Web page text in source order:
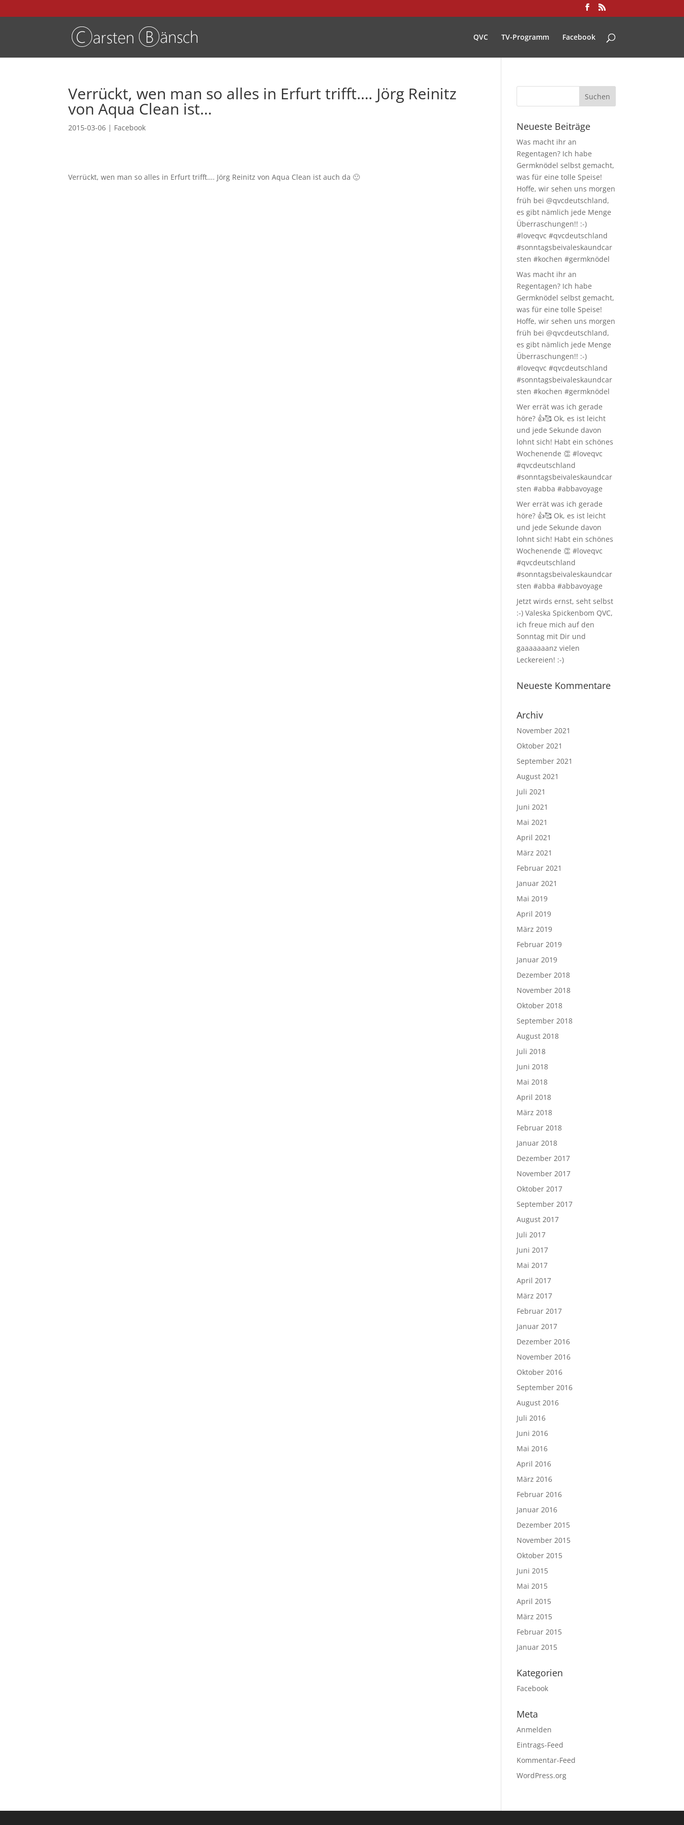
QVC TV-Programm Facebook
Verrückt, wen man so alles in Erfurt trifft…. Jörg Reinitz
von Aqua Clean ist…
2015-03-06 | Facebook
Verrückt, wen man so alles in Erfurt trifft…. Jörg Reinitz von Aqua Clean ist auch da 🙂
Neueste Beiträge
Was macht ihr an
Regentagen? Ich habe
Germknödel selbst gemacht,
was für eine tolle Speise!
Hoffe, wir sehen uns morgen
früh bei @qvcdeutschland,
es gibt nämlich jede Menge
Überraschungen!! :-)
#loveqvc #qvcdeutschland
#sonntagsbeivaleskaundcar
sten #kochen #germknödel
Was macht ihr an
Regentagen? Ich habe
Germknödel selbst gemacht,
was für eine tolle Speise!
Hoffe, wir sehen uns morgen
früh bei @qvcdeutschland,
es gibt nämlich jede Menge
Überraschungen!! :-)
#loveqvc #qvcdeutschland
#sonntagsbeivaleskaundcar
sten #kochen #germknödel
Wer errät was ich gerade
höre? 👍🥰 Ok, es ist leicht
und jede Sekunde davon
lohnt sich! Habt ein schönes
Wochenende 👏 #loveqvc
#qvcdeutschland
#sonntagsbeivaleskaundcar
sten #abba #abbavoyage
Wer errät was ich gerade
höre? 👍🥰 Ok, es ist leicht
und jede Sekunde davon
lohnt sich! Habt ein schönes
Wochenende 👏 #loveqvc
#qvcdeutschland
#sonntagsbeivaleskaundcar
sten #abba #abbavoyage
Jetzt wirds ernst, seht selbst
:-) Valeska Spickenbom QVC,
ich freue mich auf den
Sonntag mit Dir und
gaaaaaaanz vielen
Leckereien! :-)
Neueste Kommentare
Archiv
November 2021
Oktober 2021
September 2021
August 2021
Juli 2021
Juni 2021
Mai 2021
April 2021
März 2021
Februar 2021
Januar 2021
Mai 2019
April 2019
März 2019
Februar 2019
Januar 2019
Dezember 2018
November 2018
Oktober 2018
September 2018
August 2018
Juli 2018
Juni 2018
Mai 2018
April 2018
März 2018
Februar 2018
Januar 2018
Dezember 2017
November 2017
Oktober 2017
September 2017
August 2017
Juli 2017
Juni 2017
Mai 2017
April 2017
März 2017
Februar 2017
Januar 2017
Dezember 2016
November 2016
Oktober 2016
September 2016
August 2016
Juli 2016
Juni 2016
Mai 2016
April 2016
März 2016
Februar 2016
Januar 2016
Dezember 2015
November 2015
Oktober 2015
Juni 2015
Mai 2015
April 2015
März 2015
Februar 2015
Januar 2015
Kategorien
Facebook
Meta
Anmelden
Eintrags-Feed
Kommentar-Feed
WordPress.org